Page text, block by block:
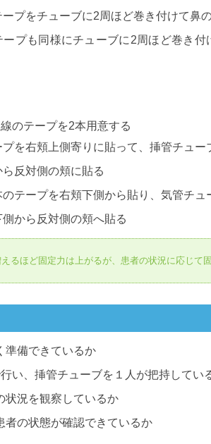
ープをチューブに2周ほど巻き付けて鼻
ープも同様にチューブに2周ほど巻き付
のテープを2本用意する
プを右頬上側寄りに貼って、挿管チュー
反対側の頬に貼る
のテープを右頬下側から貼り、気管チュ
側から反対側の頬へ貼る
るほど固定力は上がるが、患者の状況に応じて
準備できているか
い、挿管チューブを１人が把持してい
状況を観察しているか
者の状態が確認できているか